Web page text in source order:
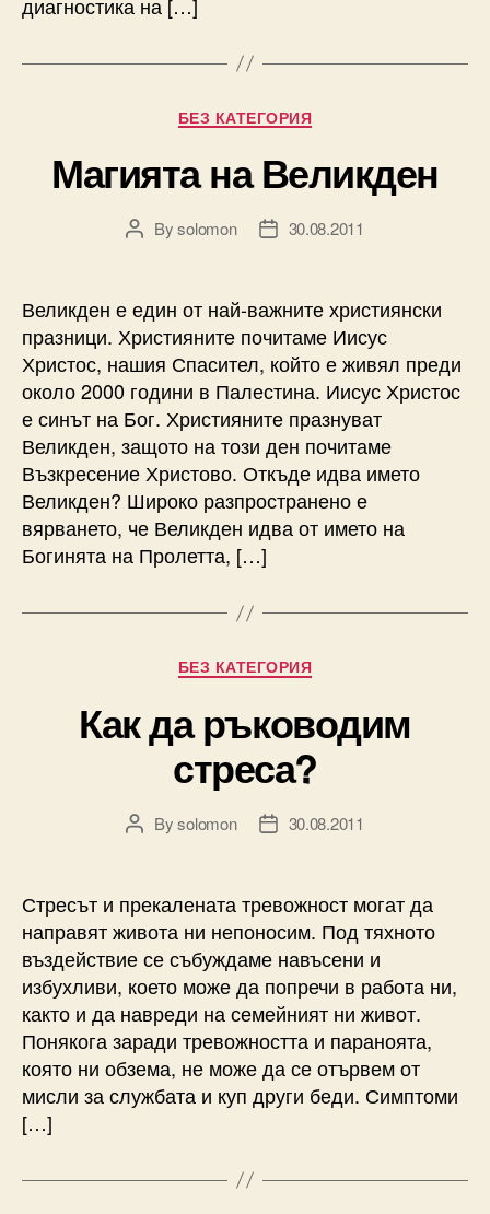
Categories
БЕЗ КАТЕГОРИЯ
Магията на Великден
PostBysolomon
Post30.08.2011
Великден е един от най-важните християнски
празници. Християните почитаме Иисус
Христос, нашия Спасител, който е живял преди
около 2000 години в Палестина. Иисус Христос
е синът на Бог. Християните празнуват
Великден, защото на този ден почитаме
Възкресение Христово. Откъде идва името
Великден? Широко разпространено е
вярването, че Великден идва от името на
Богинята на Пролетта, […]
Categories
БЕЗ КАТЕГОРИЯ
Как да ръководим
стреса?
PostBysolomon
Post30.08.2011
Стресът и прекалената тревожност могат да
направят живота ни непоносим. Под тяхното
въздействие се събуждаме навъсени и
избухливи, което може да попречи в работа ни,
както и да навреди на семейният ни живот.
Понякога заради тревожността и параноята,
която ни обзема, не може да се отървем от
мисли за службата и куп други беди. Симптоми
[…]